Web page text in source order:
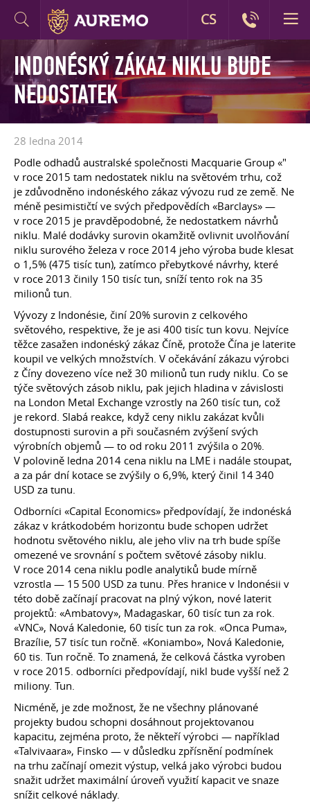
INDONÉSKÝ ZÁKAZ NIKLU BUDE
NEDOSTATEK
28 ledna 2014
Podle odhadů australské společnosti Macquarie Group «"
v roce 2015 tam nedostatek niklu na světovém trhu, což
je zdůvodněno indonéského zákaz vývozu rud ze země. Ne
méně pesimističtí ve svých předpovědích «Barclays» —
v roce 2015 je pravděpodobné, že nedostatkem návrhů
niklu. Malé dodávky surovin okamžitě ovlivnit uvolňování
niklu surového železa v roce 2014 jeho výroba bude klesat
o 1,5% (475 tisíc tun), zatímco přebytkové návrhy, které
v roce 2013 činily 150 tisíc tun, sníží tento rok na 35
milionů tun.
Vývozy z Indonésie, činí 20% surovin z celkového
světového, respektive, že je asi 400 tisíc tun kovu. Nejvíce
těžce zasažen indonéský zákaz Číně, protože Čína je laterite
koupil ve velkých množstvích. V očekávání zákazu výrobci
z Číny dovezeno více než 30 milionů tun rudy niklu. Co se
týče světových zásob niklu, pak jejich hladina v závislosti
na London Metal Exchange vzrostly na 260 tisíc tun, což
je rekord. Slabá reakce, když ceny niklu zakázat kvůli
dostupnosti surovin a při současném zvýšení svých
výrobních objemů — to od roku 2011 zvýšila o 20%.
V polovině ledna 2014 cena niklu na LME i nadále stoupat,
a za pár dní kotace se zvýšily o 6,9%, který činil 14 340
USD za tunu.
Odborníci «Capital Economics» předpovídají, že indonéská
zákaz v krátkodobém horizontu bude schopen udržet
hodnotu světového niklu, ale jeho vliv na trh bude spíše
omezené ve srovnání s počtem světové zásoby niklu.
V roce 2014 cena niklu podle analytiků bude mírně
vzrostla — 15 500 USD za tunu. Přes hranice v Indonésii v
této době začínají pracovat na plný výkon, nové laterit
projektů: «Ambatovy», Madagaskar, 60 tisíc tun za rok.
«VNC», Nová Kaledonie, 60 tisíc tun za rok. «Onca Puma»,
Brazílie, 57 tisíc tun ročně. «Koniambo», Nová Kaledonie,
60 tis. Tun ročně. To znamená, že celková částka vyroben
v roce 2015. odborníci předpovídají, nikl bude vyšší než 2
miliony. Tun.
Nicméně, je zde možnost, že ne všechny plánované
projekty budou schopni dosáhnout projektovanou
kapacitu, zejména proto, že někteří výrobci — například
«Talvivaara», Finsko — v důsledku zpřísnění podmínek
na trhu začínají omezit výstup, velká jako výrobci budou
snažit udržet maximální úroveň využití kapacit ve snaze
snížit celkové náklady.
CS